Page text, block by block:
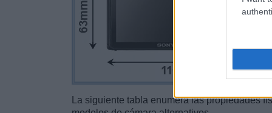
La siguiente tabla enumera las propiedades